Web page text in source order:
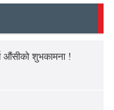
औंसीको शुभकामना !